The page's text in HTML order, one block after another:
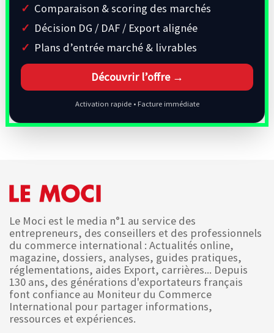
Comparaison & scoring des marchés
Décision DG / DAF / Export alignée
Plans d’entrée marché & livrables
Découvrir l’offre →
Activation rapide • Facture immédiate
Le Moci est le media n°1 au service des
entrepreneurs, des conseillers et des professionnels
du commerce international : Actualités online,
magazine, dossiers, analyses, guides pratiques,
réglementations, aides Export, carrières... Depuis
130 ans, des générations d'exportateurs français
font confiance au Moniteur du Commerce
International pour partager informations,
ressources et expériences.